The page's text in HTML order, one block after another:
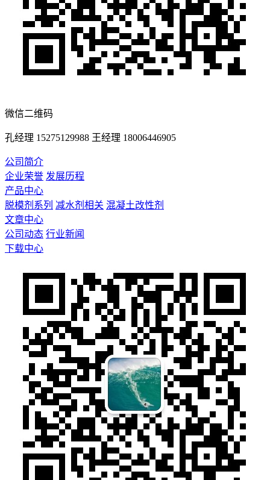
微信二维码
孔经理 15275129988 王经理 18006446905
公司简介
企业荣誉 发展历程
产品中心
脱模剂系列 减水剂相关 混凝土改性剂
文章中心
公司动态 行业新闻
下载中心